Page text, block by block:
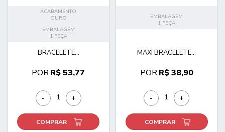
ACABAMENTO
OURO
EMBALAGEM
1 PEÇA
BRACELETE...
PORR$ 53,77
- +
COMPRAR
EMBALAGEM
1 PEÇA
MAXI BRACELETE...
PORR$ 38,90
- +
COMPRAR